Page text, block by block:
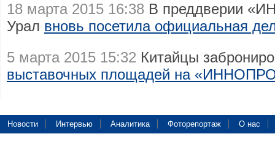
18 марта 2015 16:38 В преддверии
Урал вновь посетила официальная
5 марта 2015 15:32 Китайцы
выставочных площадей на
Новости Интервью Аналитика Фоторепортаж О нас